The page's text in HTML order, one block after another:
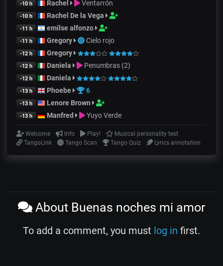
-10 h Rachel Ventarrón
-10 h Rachel De la Vega
-11 h emilse alfonzo
-11 h Gregory Cielo rojo
-12 h Gregory
-12 h Daniela Penumbras (2)
-12 h Daniela
-13 h Phoebe 6
-13 h Lenore Brown
-13 h Manfred Yuyo Verde
Welcome Info Play!
Musical personality test
TangoLink
Tango Scan Tango Quiz Lyrics annotation
About Buenas noches mi amor
To add a comment, you must log in first.